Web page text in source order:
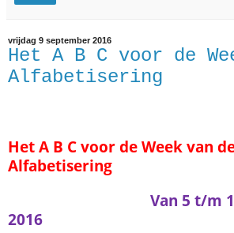
vrijdag 9 september 2016
Het A B C voor de
Alfabetisering
Het A B C voor de Week van
Alfabetisering
Van 5 t/m
2016